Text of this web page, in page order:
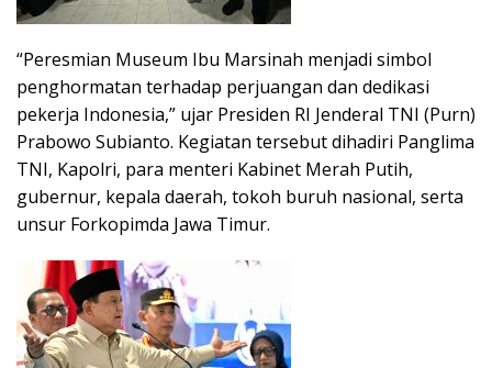
“Peresmian Museum Ibu Marsinah menjadi simbol
penghormatan terhadap perjuangan dan dedikasi
pekerja Indonesia,” ujar Presiden RI Jenderal TNI (Purn)
Prabowo Subianto. Kegiatan tersebut dihadiri Panglima
TNI, Kapolri, para menteri Kabinet Merah Putih,
gubernur, kepala daerah, tokoh buruh nasional, serta
unsur Forkopimda Jawa Timur.